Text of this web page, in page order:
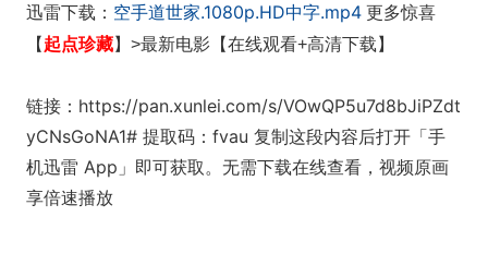
迅雷下载： 空手道世家.1080p.HD中字.mp4 更多惊喜
【 起点珍藏】>最新电影【在线观看+高清下载】
链接：https://pan.xunlei.com/s/VOwQP5u7d8bJiPZdt
yCNsGoNA1# 提取码：fvau 复制这段内容后打开「手
机迅雷 App」即可获取。无需下载在线查看，视频原画
享倍速播放